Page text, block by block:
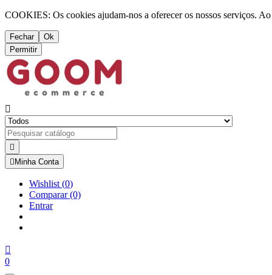
COOKIES: Os cookies ajudam-nos a oferecer os nossos serviços.
Fechar
Ok
Permitir


 Minha Conta
Wishlist (0)
Comparar(0)
Entrar

0